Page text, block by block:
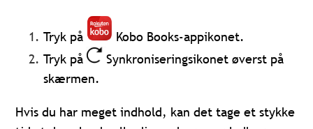
Tryk på
Kobo Books-appikonet.
Tryk på
Synkroniseringsikonet øverst på
skærmen.
Hvis du har meget indhold, kan det tage et stykke